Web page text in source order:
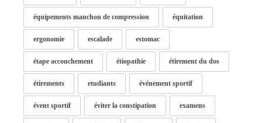
équipements manchon de compression équitation
ergonomie escalade estomac
étape accouchement étiopathie étirement du dos
étirements etudiants événement sportif
évent sportif éviter la constipation examens